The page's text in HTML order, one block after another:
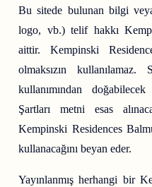
Bu sitede bulunan bilgi
logo, vb.) telif hakkı
aittir. Kempinski
olmaksızın
kullanımından
Şartları metni esas
Kempinski Residences
kullanacağını beyan eder.
Yayınlanmış herhangi bir